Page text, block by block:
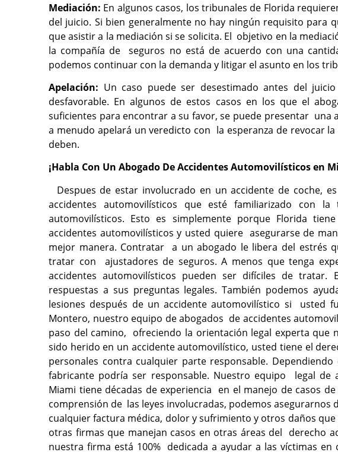
Mediación: En algunos casos, los tribunales de Florida
del juicio. Si bien generalmente no hay ningún requisito para
que asistir a la mediación si se solicita. El objetivo en la
la compañía de seguros no está de acuerdo con una
podemos continuar con la demanda y litigar el asunto en los
Apelación: Un caso puede ser desestimado antes del
desfavorable. En algunos de estos casos en los que el
suficientes para encontrar a su favor, se puede presentar una
a menudo apelará un veredicto con la esperanza de revocar
deben.
¡Habla Con Un Abogado De Accidentes Automovilísticos en
Despues de estar involucrado en un accidente de coche,
accidentes automovilísticos que esté familiarizado con
automovilísticos. Esto es simplemente porque Florida
accidentes automovilísticos y usted quiere asegurarse de
mejor manera. Contratar a un abogado le libera del estrés
tratar con ajustadores de seguros. A menos que tenga
accidentes automovilísticos pueden ser difíciles de
respuestas a sus preguntas legales. También podemos
lesiones después de un accidente automovilístico si usted
Montero, nuestro equipo de abogados de accidentes
paso del camino, ofreciendo la orientación legal experta que
sido herido en un accidente automovilístico, usted tiene el
personales contra cualquier parte responsable.
fabricante podría ser responsable. Nuestro equipo legal de
Miami tiene décadas de experiencia en el manejo de casos
comprensión de las leyes involucradas, podemos
cualquier factura médica, dolor y sufrimiento y otros daños
otras firmas que manejan casos en otras áreas del derecho
nuestra firma está 100% dedicada a ayudar a las víctimas en